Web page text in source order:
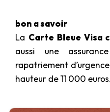
bon a savoir
La Carte Bleue Visa
aussi une
rapatriement
hauteur de 11 000 euros.